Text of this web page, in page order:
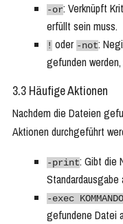
-or: Verknüpft
erfüllt sein muss.
! oder -not:
gefunden
3.3 Häufige Aktionen
Nachdem die Dateien
Aktionen durchgeführt
-print: Gibt die
Standardausgabe
-exec
gefundene Datei